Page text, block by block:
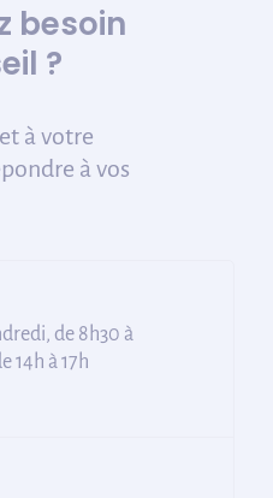
besoin
?
à votre
à vos
de 8h30 à
14h à 17h